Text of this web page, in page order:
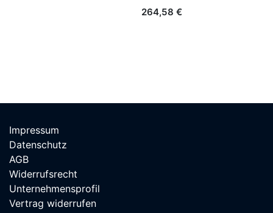
264,58 €
Impressum
Datenschutz
AGB
Widerrufsrecht
Unternehmensprofil
Vertrag widerrufen